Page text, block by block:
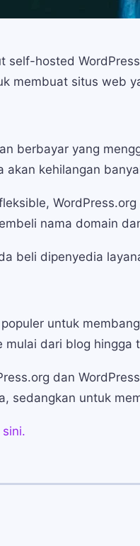
self-hosted
membuat situs web
berbayar yang
akan kehilangan
nama domain
beli dipenyedia
untuk
dari blog hingga
dan
sedangkan untuk